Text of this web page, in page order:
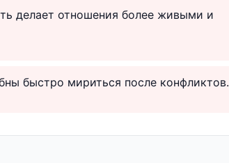
делает отношения более живыми и
быстро мириться после конфликтов.